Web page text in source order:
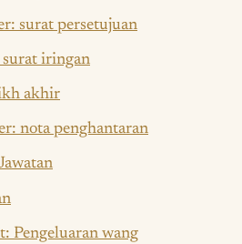
surat persetujuan
iringan
akhir
nota penghantaran
Pengeluaran wang